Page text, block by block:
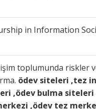
in Information
toplumunda riskler
ödev siteleri ,tez
,ödev bulma
,ödev tez